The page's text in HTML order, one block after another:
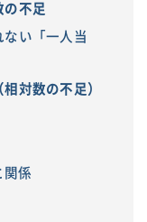
不足
ない「一人当
対数の不足）
関係